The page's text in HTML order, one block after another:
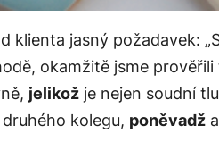
klienta jasný požadavek:
okamžitě jsme
jelikožje nejen soudní
kolegu, poněvadž